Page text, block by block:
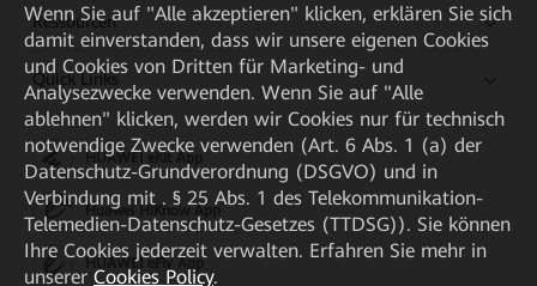
Ressourcen
Quick Links
HUAWEI eKit App
Huawei HiKnow App
HUAWEI eFly App
Wenn Sie auf "Alle akzeptieren" klicken, erklären Sie sich
damit einverstanden, dass wir unsere eigenen Cookies
und Cookies von Dritten für Marketing- und
Analysezwecke verwenden. Wenn Sie auf "Alle
ablehnen" klicken, werden wir Cookies nur für technisch
notwendige Zwecke verwenden (Art. 6 Abs. 1 (a) der
Datenschutz-Grundverordnung (DSGVO) und in
Verbindung mit . § 25 Abs. 1 des Telekommunikation-
Telemedien-Datenschutz-Gesetzes (TTDSG)). Sie können
Ihre Cookies jederzeit verwalten. Erfahren Sie mehr in
unserer Cookies Policy.